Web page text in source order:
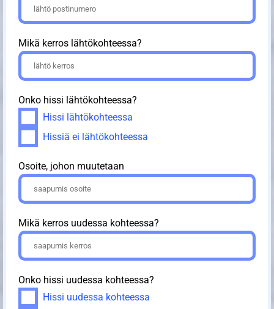
Mikä kerros lähtökohteessa?
Onko hissi lähtökohteessa?
Hissi lähtökohteessa
Hissiä ei lähtökohteessa
Osoite, johon muutetaan
Mikä kerros uudessa kohteessa?
Onko hissi uudessa kohteessa?
Hissi uudessa kohteessa